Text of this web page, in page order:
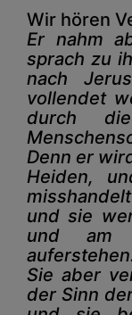
Wir hören
Er nahm
sprach zu
nach
vollendet
durch
Denn er
Heiden,
und sie
und am
Sie aber
der Sinn